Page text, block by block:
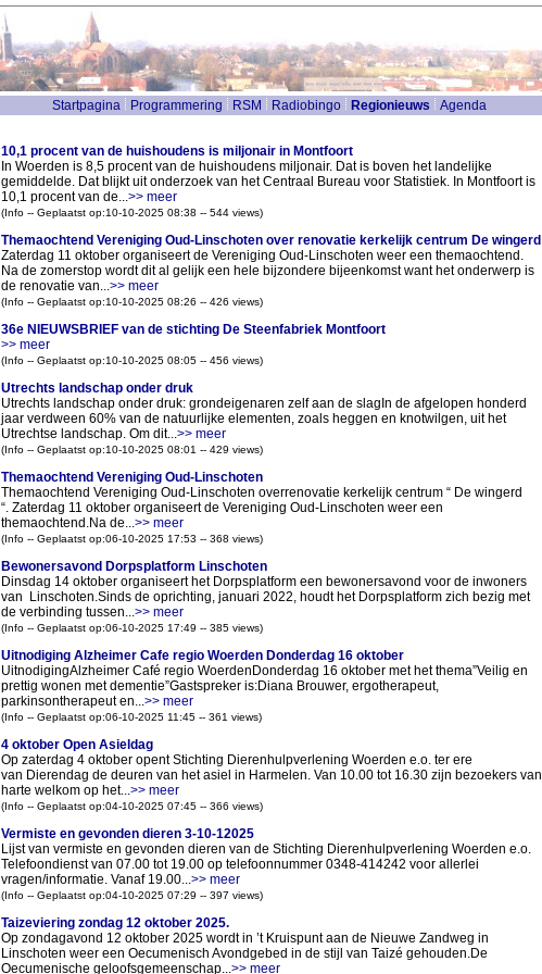
Startpagina Programmering RSM Radiobingo Regionieuws Agenda
10,1 procent van de huishoudens is miljonair in Montfoort
In Woerden is 8,5 procent van de huishoudens miljonair. Dat is boven het landelijke
gemiddelde. Dat blijkt uit onderzoek van het Centraal Bureau voor Statistiek. In Montfoort is
10,1 procent van de...>> meer
(Info -- Geplaatst op:10-10-2025 08:38 -- 544 views)
Themaochtend Vereniging Oud-Linschoten over renovatie kerkelijk centrum De wingerd
Zaterdag 11 oktober organiseert de Vereniging Oud-Linschoten weer een themaochtend.
Na de zomerstop wordt dit al gelijk een hele bijzondere bijeenkomst want het onderwerp is
de renovatie van...>> meer
(Info -- Geplaatst op:10-10-2025 08:26 -- 426 views)
36e NIEUWSBRIEF van de stichting De Steenfabriek Montfoort
>> meer
(Info -- Geplaatst op:10-10-2025 08:05 -- 456 views)
Utrechts landschap onder druk
Utrechts landschap onder druk: grondeigenaren zelf aan de slagIn de afgelopen honderd
jaar verdween 60% van de natuurlijke elementen, zoals heggen en knotwilgen, uit het
Utrechtse landschap. Om dit...>> meer
(Info -- Geplaatst op:10-10-2025 08:01 -- 429 views)
Themaochtend Vereniging Oud-Linschoten
Themaochtend Vereniging Oud-Linschoten overrenovatie kerkelijk centrum “ De wingerd
“. Zaterdag 11 oktober organiseert de Vereniging Oud-Linschoten weer een
themaochtend.Na de...>> meer
(Info -- Geplaatst op:06-10-2025 17:53 -- 368 views)
Bewonersavond Dorpsplatform Linschoten
Dinsdag 14 oktober organiseert het Dorpsplatform een bewonersavond voor de inwoners
van Linschoten.Sinds de oprichting, januari 2022, houdt het Dorpsplatform zich bezig met
de verbinding tussen...>> meer
(Info -- Geplaatst op:06-10-2025 17:49 -- 385 views)
Uitnodiging Alzheimer Cafe regio Woerden Donderdag 16 oktober
UitnodigingAlzheimer Café regio WoerdenDonderdag 16 oktober met het thema”Veilig en
prettig wonen met dementie”Gastspreker is:Diana Brouwer, ergotherapeut,
parkinsontherapeut en...>> meer
(Info -- Geplaatst op:06-10-2025 11:45 -- 361 views)
4 oktober Open Asieldag
Op zaterdag 4 oktober opent Stichting Dierenhulpverlening Woerden e.o. ter ere
van Dierendag de deuren van het asiel in Harmelen. Van 10.00 tot 16.30 zijn bezoekers van
harte welkom op het...>> meer
(Info -- Geplaatst op:04-10-2025 07:45 -- 366 views)
Vermiste en gevonden dieren 3-10-12025
Lijst van vermiste en gevonden dieren van de Stichting Dierenhulpverlening Woerden e.o.
Telefoondienst van 07.00 tot 19.00 op telefoonnummer 0348-414242 voor allerlei
vragen/informatie. Vanaf 19.00...>> meer
(Info -- Geplaatst op:04-10-2025 07:29 -- 397 views)
Taizeviering zondag 12 oktober 2025.
Op zondagavond 12 oktober 2025 wordt in ’t Kruispunt aan de Nieuwe Zandweg in
Linschoten weer een Oecumenisch Avondgebed in de stijl van Taizé gehouden.De
Oecumenische geloofsgemeenschap...>> meer